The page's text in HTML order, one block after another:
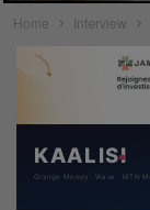
Home Interview